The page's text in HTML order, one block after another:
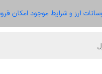
ارز و شرایط موجود امکان